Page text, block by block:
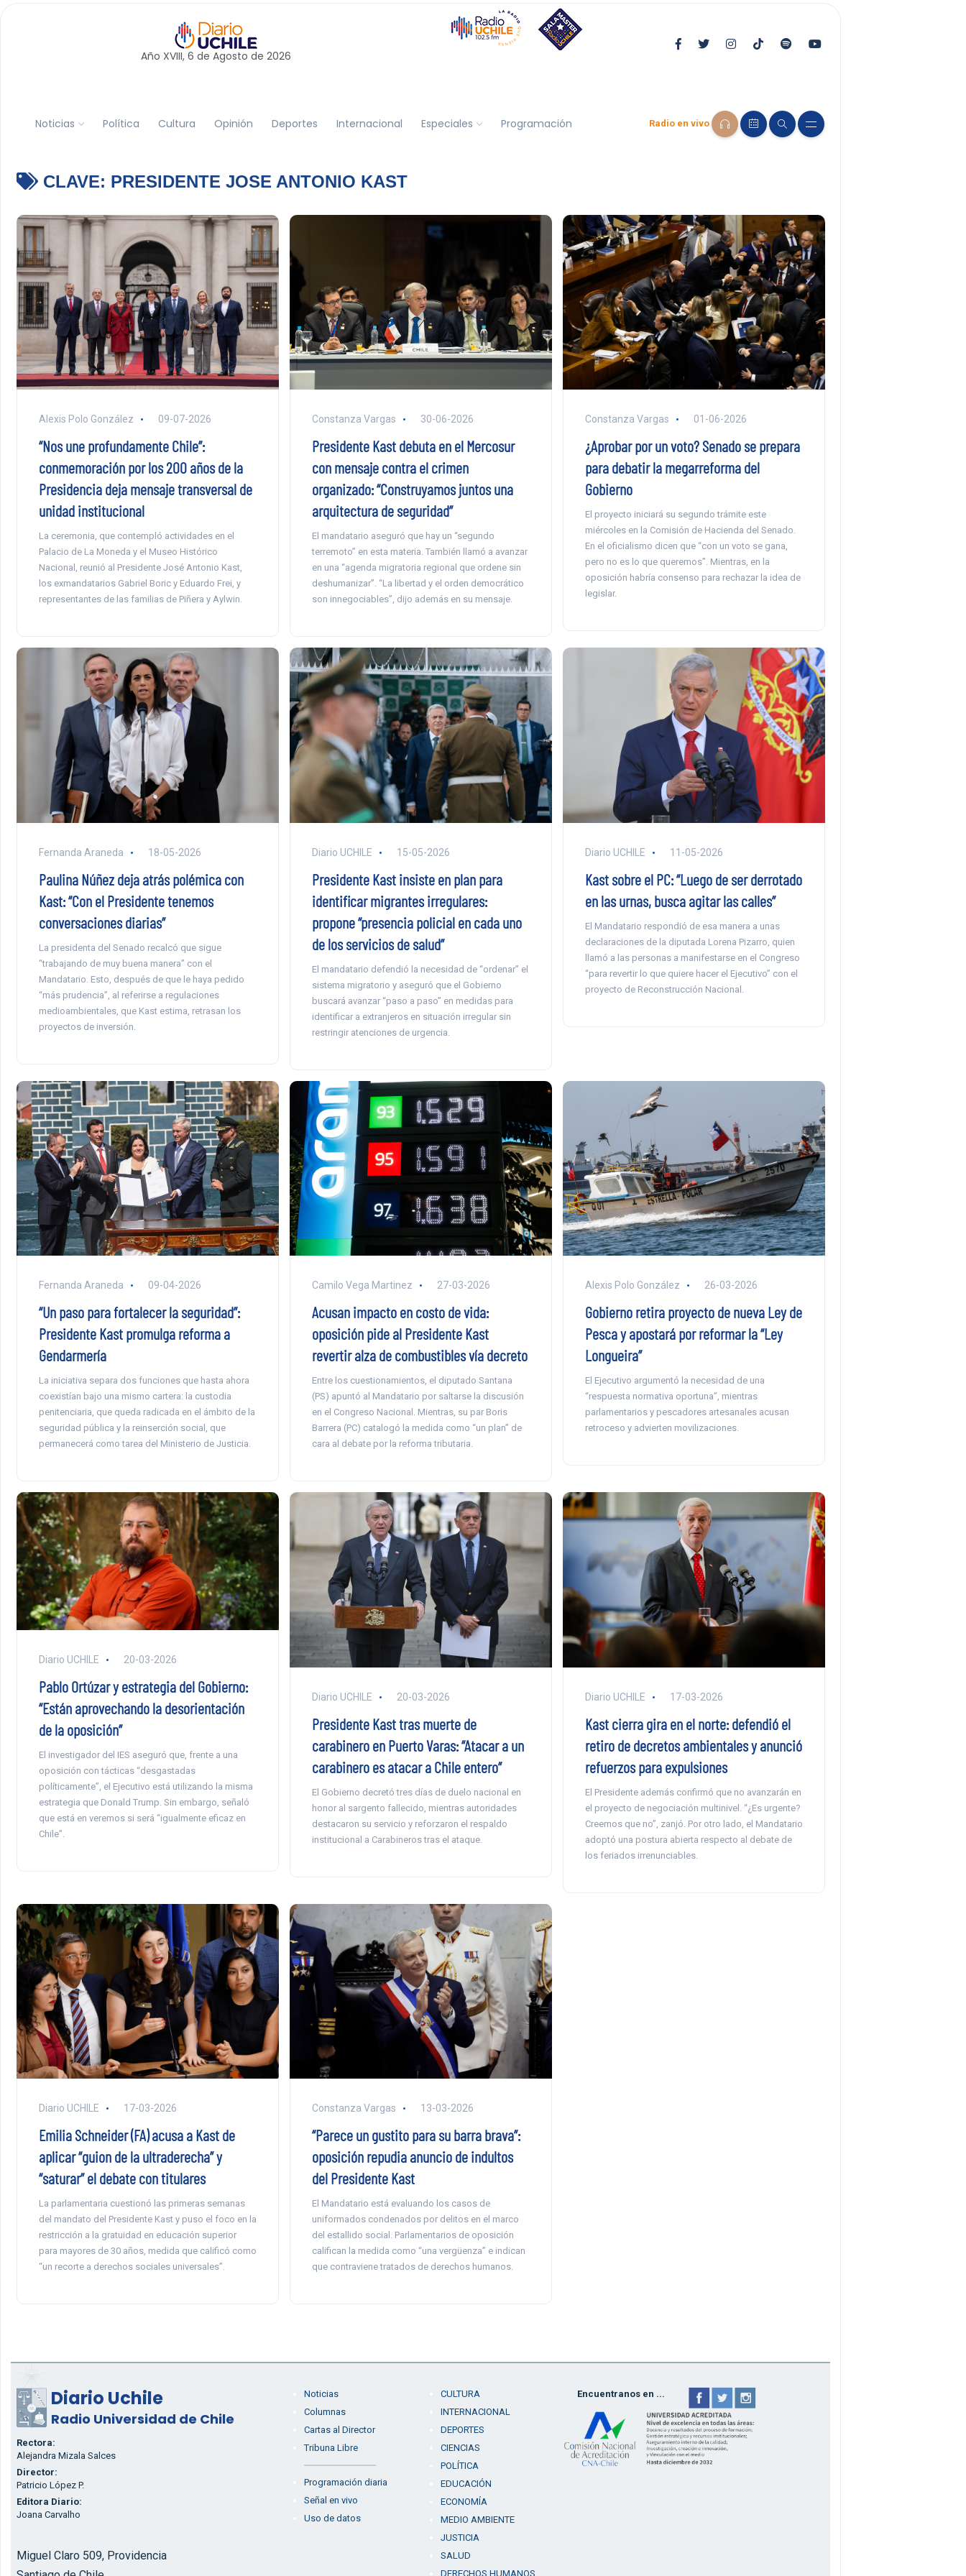
Año XVIII, 6 de Agosto de 2026
Noticias Política Cultura Opinión Deportes Internacional Especiales Programación Radio en vivo
CLAVE: PRESIDENTE JOSE ANTONIO KAST
Alexis Polo González 09-07-2026
“Nos une profundamente Chile”:
conmemoración por los 200 años de la
Presidencia deja mensaje transversal de
unidad institucional
La ceremonia, que contempló actividades en el
Palacio de La Moneda y el Museo Histórico
Nacional, reunió al Presidente José Antonio Kast,
los exmandatarios Gabriel Boric y Eduardo Frei, y
representantes de las familias de Piñera y Aylwin.
Constanza Vargas 30-06-2026
Presidente Kast debuta en el Mercosur
con mensaje contra el crimen
organizado: “Construyamos juntos una
arquitectura de seguridad”
El mandatario aseguró que hay un “segundo
terremoto” en esta materia. También llamó a avanzar
en una “agenda migratoria regional que ordene sin
deshumanizar”. “La libertad y el orden democrático
son innegociables”, dijo además en su mensaje.
Constanza Vargas 01-06-2026
¿Aprobar por un voto? Senado se prepara
para debatir la megarreforma del
Gobierno
El proyecto iniciará su segundo trámite este
miércoles en la Comisión de Hacienda del Senado.
En el oficialismo dicen que “con un voto se gana,
pero no es lo que queremos”. Mientras, en la
oposición habría consenso para rechazar la idea de
legislar.
Fernanda Araneda 18-05-2026
Paulina Núñez deja atrás polémica con
Kast: “Con el Presidente tenemos
conversaciones diarias”
La presidenta del Senado recalcó que sigue
“trabajando de muy buena manera” con el
Mandatario. Esto, después de que le haya pedido
“más prudencia”, al referirse a regulaciones
medioambientales, que Kast estima, retrasan los
proyectos de inversión.
Diario UCHILE 15-05-2026
Presidente Kast insiste en plan para
identificar migrantes irregulares:
propone “presencia policial en cada uno
de los servicios de salud”
El mandatario defendió la necesidad de “ordenar” el
sistema migratorio y aseguró que el Gobierno
buscará avanzar “paso a paso” en medidas para
identificar a extranjeros en situación irregular sin
restringir atenciones de urgencia.
Diario UCHILE 11-05-2026
Kast sobre el PC: “Luego de ser derrotado
en las urnas, busca agitar las calles”
El Mandatario respondió de esa manera a unas
declaraciones de la diputada Lorena Pizarro, quien
llamó a las personas a manifestarse en el Congreso
“para revertir lo que quiere hacer el Ejecutivo” con el
proyecto de Reconstrucción Nacional.
Fernanda Araneda 09-04-2026
“Un paso para fortalecer la seguridad”:
Presidente Kast promulga reforma a
Gendarmería
La iniciativa separa dos funciones que hasta ahora
coexistían bajo una mismo cartera: la custodia
penitenciaria, que queda radicada en el ámbito de la
seguridad pública y la reinserción social, que
permanecerá como tarea del Ministerio de Justicia.
Camilo Vega Martinez 27-03-2026
Acusan impacto en costo de vida:
oposición pide al Presidente Kast
revertir alza de combustibles vía decreto
Entre los cuestionamientos, el diputado Santana
(PS) apuntó al Mandatario por saltarse la discusión
en el Congreso Nacional. Mientras, su par Boris
Barrera (PC) catalogó la medida como “un plan” de
cara al debate por la reforma tributaria.
Alexis Polo González 26-03-2026
Gobierno retira proyecto de nueva Ley de
Pesca y apostará por reformar la “Ley
Longueira”
El Ejecutivo argumentó la necesidad de una
“respuesta normativa oportuna”, mientras
parlamentarios y pescadores artesanales acusan
retroceso y advierten movilizaciones.
Diario UCHILE 20-03-2026
Pablo Ortúzar y estrategia del Gobierno:
“Están aprovechando la desorientación
de la oposición”
El investigador del IES aseguró que, frente a una
oposición con tácticas “desgastadas
políticamente”, el Ejecutivo está utilizando la misma
estrategia que Donald Trump. Sin embargo, señaló
que está en veremos si será “igualmente eficaz en
Chile”.
Diario UCHILE 20-03-2026
Presidente Kast tras muerte de
carabinero en Puerto Varas: “Atacar a un
carabinero es atacar a Chile entero”
El Gobierno decretó tres días de duelo nacional en
honor al sargento fallecido, mientras autoridades
destacaron su servicio y reforzaron el respaldo
institucional a Carabineros tras el ataque.
Diario UCHILE 17-03-2026
Kast cierra gira en el norte: defendió el
retiro de decretos ambientales y anunció
refuerzos para expulsiones
El Presidente además confirmó que no avanzarán en
el proyecto de negociación multinivel. “¿Es urgente?
Creemos que no”, zanjó. Por otro lado, el Mandatario
adoptó una postura abierta respecto al debate de
los feriados irrenunciables.
Diario UCHILE 17-03-2026
Emilia Schneider (FA) acusa a Kast de
aplicar “guion de la ultraderecha” y
“saturar” el debate con titulares
La parlamentaria cuestionó las primeras semanas
del mandato del Presidente Kast y puso el foco en la
restricción a la gratuidad en educación superior
para mayores de 30 años, medida que calificó como
“un recorte a derechos sociales universales”.
Constanza Vargas 13-03-2026
“Parece un gustito para su barra brava”:
oposición repudia anuncio de indultos
del Presidente Kast
El Mandatario está evaluando los casos de
uniformados condenados por delitos en el marco
del estallido social. Parlamentarios de oposición
califican la medida como “una vergüenza” e indican
que contraviene tratados de derechos humanos.
Diario Uchile
Radio Universidad de Chile
Rectora:
Alejandra Mizala Salces
Director:
Patricio López P.
Editora Diario:
Joana Carvalho
Miguel Claro 509, Providencia
Noticias
Columnas
Cartas al Director
Tribuna Libre
Programación diaria
Señal en vivo
Uso de datos
CULTURA
INTERNACIONAL
DEPORTES
CIENCIAS
POLÍTICA
EDUCACIÓN
ECONOMÍA
MEDIO AMBIENTE
JUSTICIA
SALUD
DERECHOS HUMANOS
Encuentranos en ...